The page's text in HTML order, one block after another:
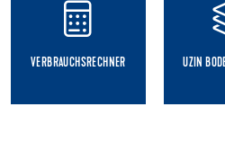
VERBRAUCHSRECHNER UZIN